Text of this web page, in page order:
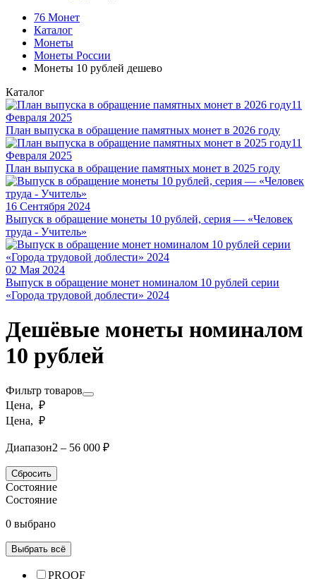
76 Монет
Каталог
Монеты
Монеты России
Монеты 10 рублей дешево
Каталог
11
Февраля 2025
План выпуска в обращение памятных монет в 2026 году
11
Февраля 2025
План выпуска в обращение памятных монет в 2025 году
16 Сентября 2024
Выпуск в обращение монеты 10 рублей, серия — «Человек
труда - Учитель»
02 Мая 2024
Выпуск в обращение монет номиналом 10 рублей серии
«Города трудовой доблести» 2024
Дешёвые монеты номиналом
10 рублей
Фильтр товаров
Цена, ₽
Цена, ₽
Диапазон2 – 56 000 ₽
Сбросить
Состояние
Состояние
0 выбрано
Выбрать всё
PROOF